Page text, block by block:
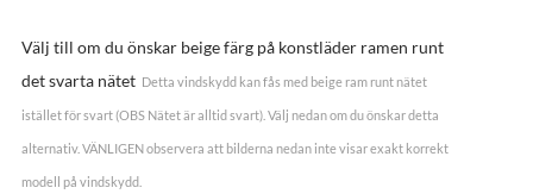
Välj till om du önskar beige färg på konstläder ramen runt
det svarta nätet Detta vindskydd kan fås med beige ram runt nätet
istället för svart (OBS Nätet är alltid svart). Välj nedan om du önskar detta
alternativ. VÄNLIGEN observera att bilderna nedan inte visar exakt korrekt
modell på vindskydd.